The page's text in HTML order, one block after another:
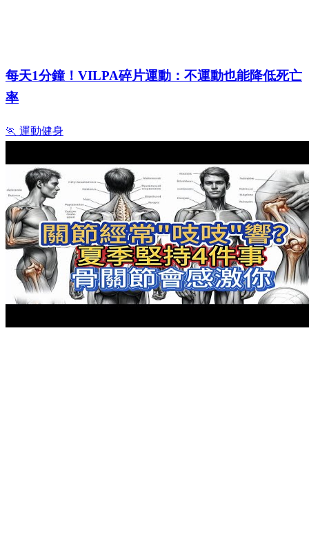
每天1分鐘！VILPA碎片運動：不運動也能降低死亡
率
🏃 運動健身